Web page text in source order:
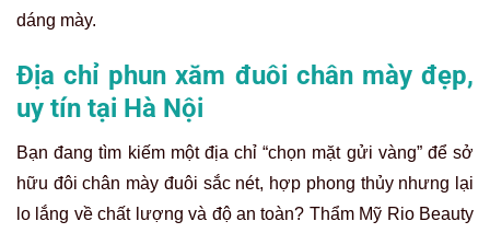
dáng mày.
Địa chỉ phun xăm đuôi chân mày đẹp,
uy tín tại Hà Nội
Bạn đang tìm kiếm một địa chỉ “chọn mặt gửi vàng” để sở
hữu đôi chân mày đuôi sắc nét, hợp phong thủy nhưng lại
lo lắng về chất lượng và độ an toàn? Thẩm Mỹ Rio Beauty